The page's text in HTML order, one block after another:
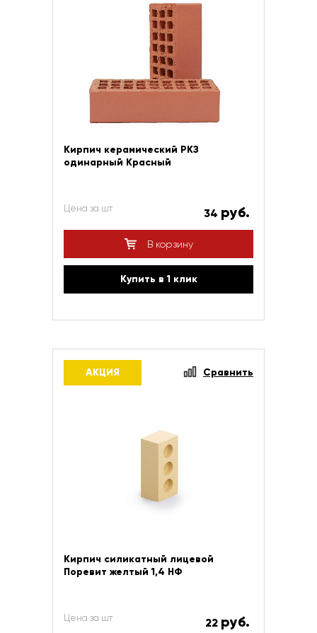
Кирпич керамический РКЗ
одинарный Красный
Цена за шт 34 руб.
В корзину
Купить в 1 клик
АКЦИЯ Сравнить
Кирпич силикатный лицевой
Поревит желтый 1,4 НФ
Цена за шт 22 руб.